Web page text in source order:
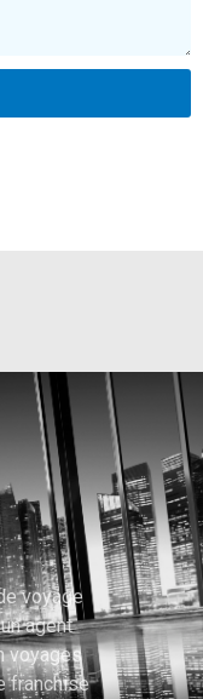
voyage
agent
voyages
franchise